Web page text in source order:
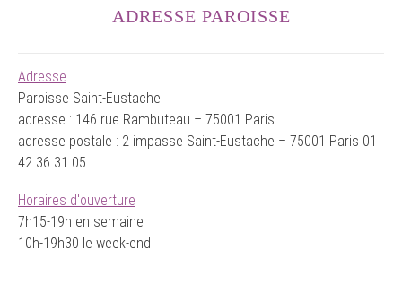
ADRESSE PAROISSE
Adresse
Paroisse Saint-Eustache
adresse : 146 rue Rambuteau – 75001 Paris
adresse postale : 2 impasse Saint-Eustache – 75001 Paris 01
42 36 31 05
Horaires d'ouverture
7h15-19h en semaine
10h-19h30 le week-end